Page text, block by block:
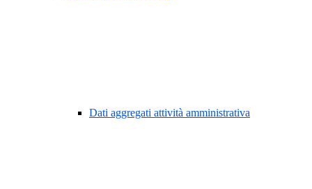
Dati aggregati attività amministrativa